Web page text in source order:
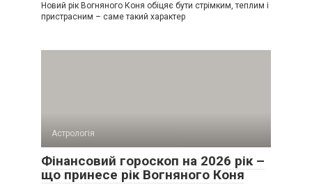
Новий рік Вогняного Коня обіцяє бути стрімким, теплим і
пристрасним – саме такий характер
Астрологія
Фінансовий гороскоп на 2026 рік –
що принесе рік Вогняного Коня